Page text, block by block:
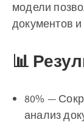
модели
документов
📊
80% —
анализ